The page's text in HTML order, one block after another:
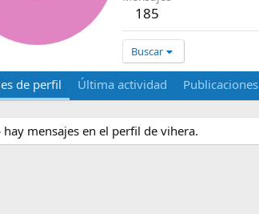
185
Buscar
de perfil Última actividad Publicaciones
mensajes en el perfil de vihera.